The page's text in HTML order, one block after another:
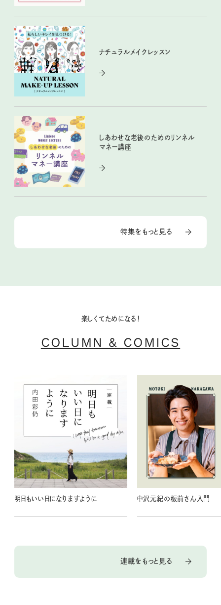
ナチュラルメイクレッスン
しあわせな老後のためのリンネル
マネー講座
特集をもっと見る
楽しくてためになる！
COLUMN & COMICS
明日もいい日になりますように 中沢元紀の板前さん入門
連載をもっと見る